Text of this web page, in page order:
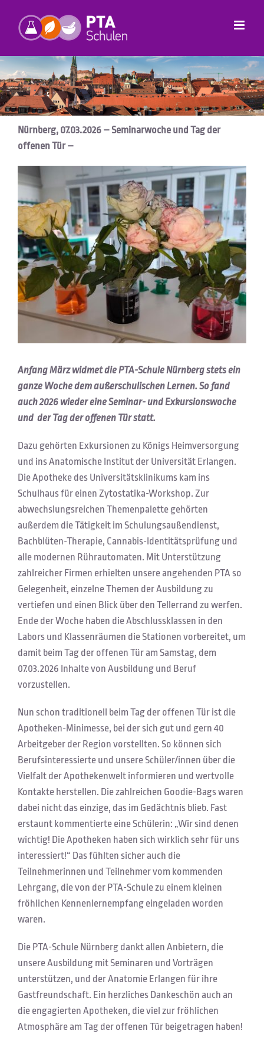
Inhalt
springen
Nürnberg, 07.03.2026 – Seminarwoche und Tag der
offenen Tür –
Anfang März widmet die PTA-Schule Nürnberg stets ein
ganze Woche dem außerschulischen Lernen. So fand
auch 2026 wieder eine Seminar- und Exkursionswoche
und der Tag der offenen Tür statt.
Dazu gehörten Exkursionen zu Königs Heimversorgung
und ins Anatomische Institut der Universität Erlangen.
Die Apotheke des Universitätsklinikums kam ins
Schulhaus für einen Zytostatika-Workshop. Zur
abwechslungsreichen Themenpalette gehörten
außerdem die Tätigkeit im Schulungsaußendienst,
Bachblüten-Therapie, Cannabis-Identitätsprüfung und
alle modernen Rührautomaten. Mit Unterstützung
zahlreicher Firmen erhielten unsere angehenden PTA so
Gelegenheit, einzelne Themen der Ausbildung zu
vertiefen und einen Blick über den Tellerrand zu werfen.
Ende der Woche haben die Abschlussklassen in den
Labors und Klassenräumen die Stationen vorbereitet, um
damit beim Tag der offenen Tür am Samstag, dem
07.03.2026 Inhalte von Ausbildung und Beruf
vorzustellen.
Nun schon traditionell beim Tag der offenen Tür ist die
Apotheken-Minimesse, bei der sich gut und gern 40
Arbeitgeber der Region vorstellten. So können sich
Berufsinteressierte und unsere Schüler/innen über die
Vielfalt der Apothekenwelt informieren und wertvolle
Kontakte herstellen. Die zahlreichen Goodie-Bags waren
dabei nicht das einzige, das im Gedächtnis blieb. Fast
erstaunt kommentierte eine Schülerin: „Wir sind denen
wichtig! Die Apotheken haben sich wirklich sehr für uns
interessiert!“ Das fühlten sicher auch die
Teilnehmerinnen und Teilnehmer vom kommenden
Lehrgang, die von der PTA-Schule zu einem kleinen
fröhlichen Kennenlernempfang eingeladen worden
waren.
Die PTA-Schule Nürnberg dankt allen Anbietern, die
unsere Ausbildung mit Seminaren und Vorträgen
unterstützen, und der Anatomie Erlangen für ihre
Gastfreundschaft. Ein herzliches Dankeschön auch an
die engagierten Apotheken, die viel zur fröhlichen
Atmosphäre am Tag der offenen Tür beigetragen haben!